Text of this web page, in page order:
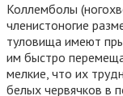
Коллемболы
членистоногие
туловища имеют
им быстро
мелкие, что их
белых червячков в